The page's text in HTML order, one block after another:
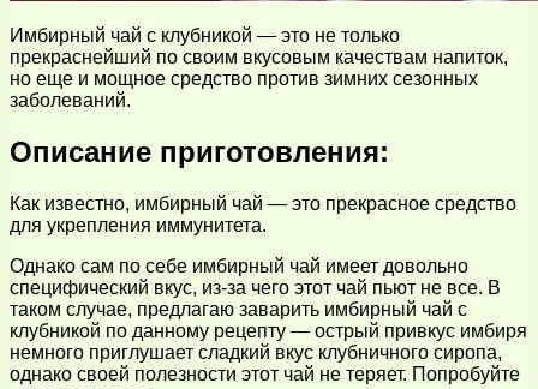
Имбирный чай с клубникой — это не только
прекраснейший по своим вкусовым качествам напиток,
но еще и мощное средство против зимних сезонных
заболеваний.
Описание приготовления:
Как известно, имбирный чай — это прекрасное средство
для укрепления иммунитета.
Однако сам по себе имбирный чай имеет довольно
специфический вкус, из-за чего этот чай пьют не все. В
таком случае, предлагаю заварить имбирный чай с
клубникой по данному рецепту — острый привкус имбиря
немного приглушает сладкий вкус клубничного сиропа,
однако своей полезности этот чай не теряет. Попробуйте